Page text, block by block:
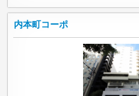
内本町コーポ